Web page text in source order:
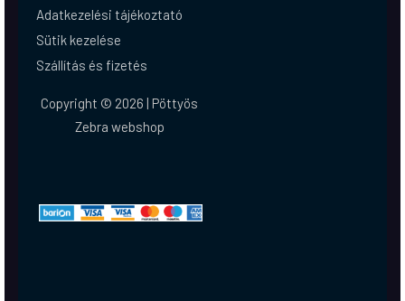
Adatkezelési tájékoztató
Sütik kezelése
Szállítás és fizetés
Copyright © 2026 | Pöttyös
Zebra webshop